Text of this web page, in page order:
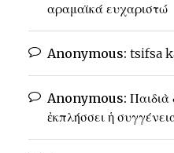
αραμαϊκά ευχαριστώ
Anonymous: tsifsa
Anonymous: Παιδιὰ
ἐκπλήσσει ἡ